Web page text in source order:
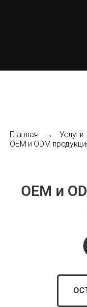
Главная → Услуги
OEM и ODM
OEM и